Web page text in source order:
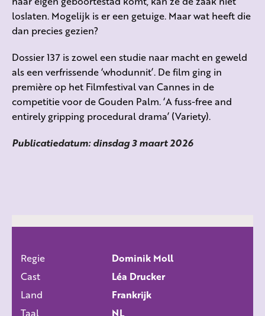
loslaten. Mogelijk is er een getuige. Maar wat heeft die
dan precies gezien?
Dossier 137 is zowel een studie naar macht en geweld
als een verfrissende ‘whodunnit’. De film ging in
première op het Filmfestival van Cannes in de
competitie voor de Gouden Palm. ‘A fuss-free and
entirely gripping procedural drama’ (Variety).
Publicatiedatum: dinsdag 3 maart 2026
Regie
Dominik Moll
Cast
Léa Drucker
Land
Frankrijk
Taal
NL